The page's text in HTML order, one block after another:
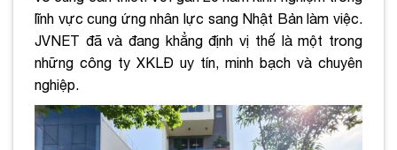
lĩnh vực cung ứng nhân lực sang Nhật Bản làm việc.
JVNET đã và đang khẳng định vị thế là một trong
những công ty XKLĐ uy tín, minh bạch và chuyên
nghiệp.